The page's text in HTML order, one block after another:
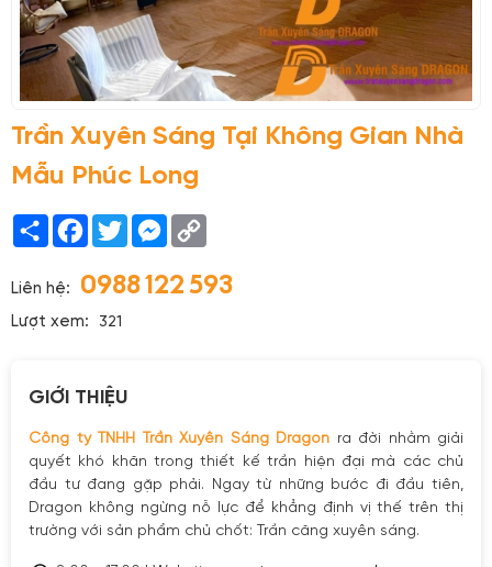
Trần Xuyên Sáng Tại Không Gian Nhà
Mẫu Phúc Long
Share Facebook
TwitterMessenger
Liên hệ: 0988 122 593
Lượt xem: 321
GIỚI THIỆU
Công ty TNHH Trần Xuyên Sáng Dragon ra đời nhằm giải
quyết khó khăn trong thiết kế trần hiện đại mà các chủ
đầu tư đang gặp phải. Ngay từ những bước đi đầu tiên,
Dragon không ngừng nỗ lực để khẳng định vị thế trên thị
trường với sản phẩm chủ chốt: Trần căng xuyên sáng.